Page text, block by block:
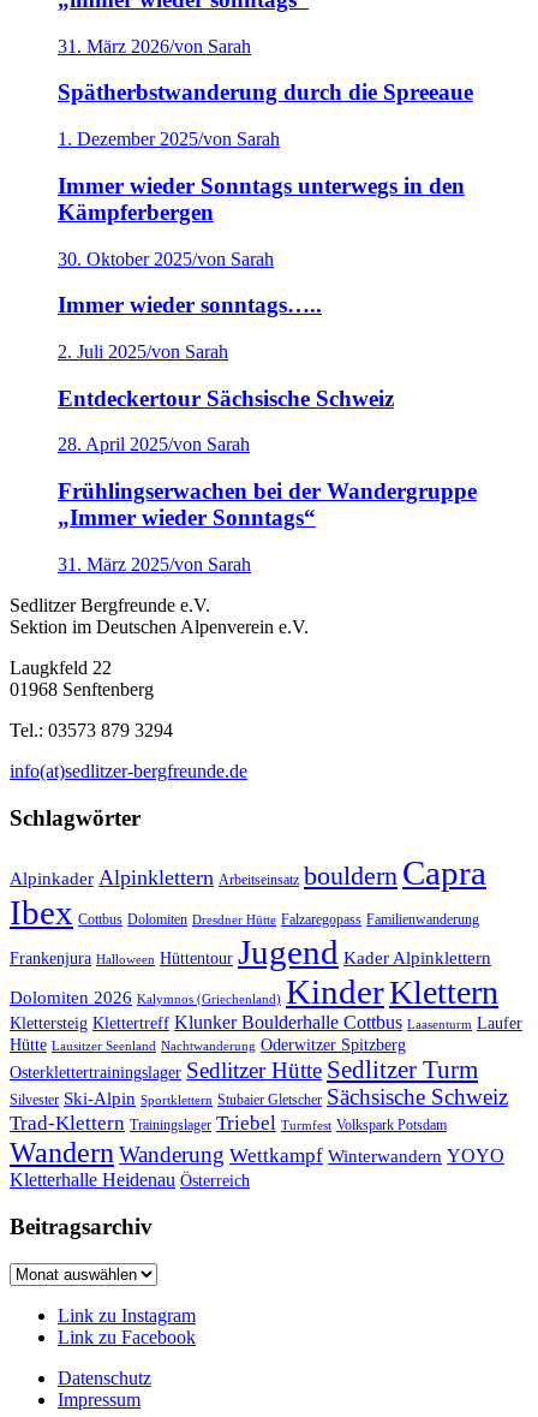
31. März 2026/von Sarah
Spätherbstwanderung durch die Spreeaue
1. Dezember 2025/von Sarah
Immer wieder Sonntags unterwegs in den
Kämpferbergen
30. Oktober 2025/von Sarah
Immer wieder sonntags…..
2. Juli 2025/von Sarah
Entdeckertour Sächsische Schweiz
28. April 2025/von Sarah
Frühlingserwachen bei der Wandergruppe
„Immer wieder Sonntags“
31. März 2025/von Sarah
Sedlitzer Bergfreunde e.V.
Sektion im Deutschen Alpenverein e.V.
Laugkfeld 22
01968 Senftenberg
Tel.: 03573 879 3294
info(at)sedlitzer-bergfreunde.de
Schlagwörter
Alpinkader Alpinklettern Arbeitseinsatz bouldern Capra
Ibex Cottbus Dolomiten Dresdner Hütte Falzaregopass Familienwanderung
Frankenjura Halloween Hüttentour Jugend Kader Alpinklettern
Dolomiten 2026 Kalymnos (Griechenland) KinderKlettern
Klettersteig Klettertreff Klunker Boulderhalle Cottbus Laasenturm Laufer
Hütte Lausitzer Seenland Nachtwanderung Oderwitzer Spitzberg
Osterklettertrainingslager Sedlitzer Hütte Sedlitzer Turm
Silvester Ski-Alpin Sportklettern Stubaier Gletscher Sächsische Schweiz
Trad-Klettern Trainingslager Triebel Turmfest Volkspark Potsdam
Wandern Wanderung Wettkampf Winterwandern YOYO
Kletterhalle Heidenau Österreich
Beitragsarchiv
Beitragsarchiv
Link zu Instagram
Link zu Facebook
Datenschutz
Impressum